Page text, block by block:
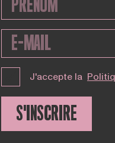
J'accepte la
S'INSCRIRE